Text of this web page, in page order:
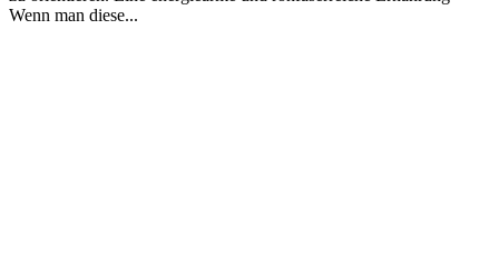
Wenn man diese...